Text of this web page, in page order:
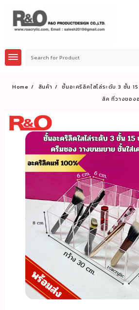
content
Home สินค้า
ชั้นอะคริลิคใสไล่ระดับ 3 ชั้น
ลิค ที่วางของ